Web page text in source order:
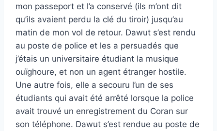
mon passeport et l’a conservé (ils m’ont dit
qu’ils avaient perdu la clé du tiroir) jusqu’au
matin de mon vol de retour. Dawut s’est rendu
au poste de police et les a persuadés que
j’étais un universitaire étudiant la musique
ouïghoure, et non un agent étranger hostile.
Une autre fois, elle a secouru l’un de ses
étudiants qui avait été arrêté lorsque la police
avait trouvé un enregistrement du Coran sur
son téléphone. Dawut s’est rendue au poste de